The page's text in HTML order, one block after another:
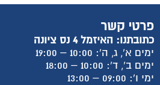
פרטי קשר
כתובתנו: האיזמל 4 נס ציונה
ימים א', ג, ה': 10:00 – 19:00
ימים ב', ד': 10:00 – 18:00
ימי ו': 09:00 – 13:00